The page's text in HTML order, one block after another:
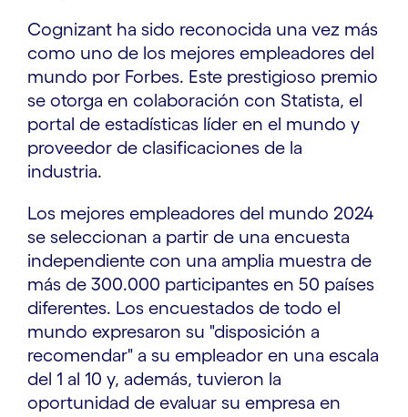
Cognizant ha sido reconocida una vez más
como uno de los mejores empleadores del
mundo por Forbes. Este prestigioso premio
se otorga en colaboración con Statista, el
portal de estadísticas líder en el mundo y
proveedor de clasificaciones de la
industria.
Los mejores empleadores del mundo 2024
se seleccionan a partir de una encuesta
independiente con una amplia muestra de
más de 300.000 participantes en 50 países
diferentes. Los encuestados de todo el
mundo expresaron su "disposición a
recomendar" a su empleador en una escala
del 1 al 10 y, además, tuvieron la
oportunidad de evaluar su empresa en